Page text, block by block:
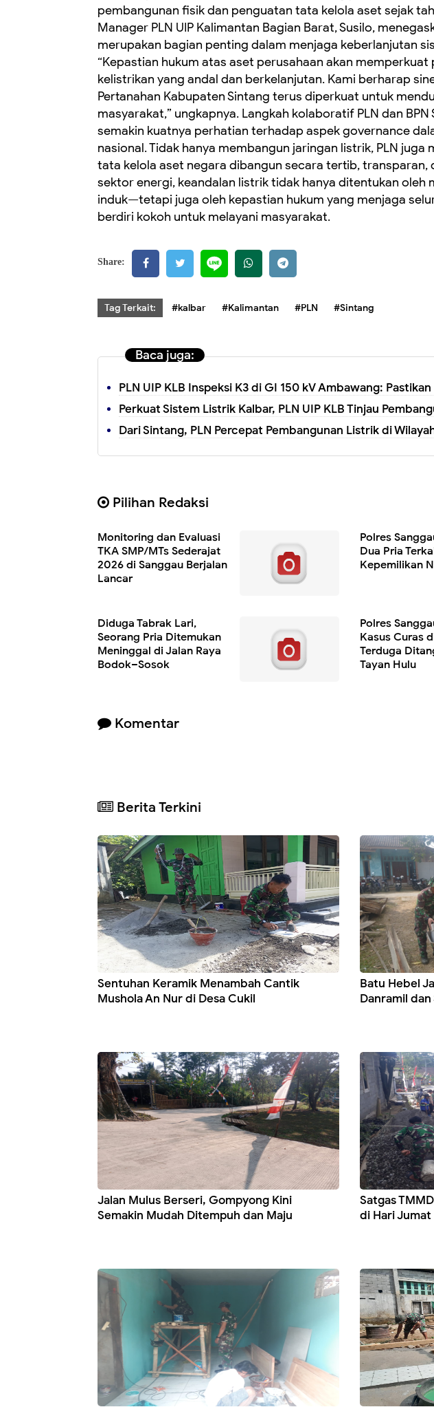
pembangunan fisik dan penguatan tata kelola aset sejak
Manager PLN UIP Kalimantan Bagian Barat, Susilo,
merupakan bagian penting dalam menjaga keberlanjutan
“Kepastian hukum atas aset perusahaan akan
kelistrikan yang andal dan berkelanjutan. Kami berharap
Pertanahan Kabupaten Sintang terus diperkuat untuk
masyarakat,” ungkapnya. Langkah kolaboratif PLN dan
semakin kuatnya perhatian terhadap aspek governance
nasional. Tidak hanya membangun jaringan listrik, PLN
tata kelola aset negara dibangun secara tertib, transparan,
sektor energi, keandalan listrik tidak hanya ditentukan oleh
induk—tetapi juga oleh kepastian hukum yang menjaga
berdiri kokoh untuk melayani masyarakat.
Share:
Tag Terkait: #kalbar #Kalimantan #PLN #Sintang
Baca juga:
PLN UIP KLB Inspeksi K3 di GI 150 kV Ambawang:
Perkuat Sistem Listrik Kalbar, PLN UIP KLB Tinjau
Dari Sintang, PLN Percepat Pembangunan Listrik di
Pilihan Redaksi
Monitoring dan Evaluasi
TKA SMP/MTs Sederajat
2026 di Sanggau Berjalan
Lancar
Polres
Dua Pria
Kepemilikan
Diduga Tabrak Lari,
Seorang Pria Ditemukan
Meninggal di Jalan Raya
Bodok–Sosok
Polres
Kasus Curas
Terduga
Tayan Hulu
Komentar
Berita Terkini
Sentuhan Keramik Menambah Cantik
Mushola An Nur di Desa Cukil
Batu Hebel
Danramil
Jalan Mulus Berseri, Gompyong Kini
Semakin Mudah Ditempuh dan Maju
Satgas
di Hari Jumat